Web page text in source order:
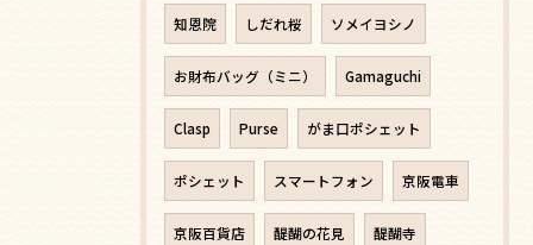
知恩院 しだれ桜 ソメイヨシノ
お財布バッグ（ミニ） Gamaguchi
Clasp Purse がま口ポシェット
ポシェット スマートフォン 京阪電車
京阪百貨店 醍醐の花見 醍醐寺